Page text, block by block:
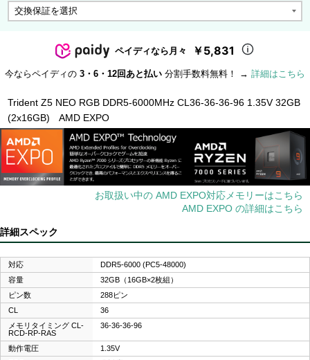
ペイディなら月々 ￥5,831
今ならペイディの 3・6・12回あと払い 分割手数料無料！ → 詳細はこちら
Trident Z5 NEO RGB DDR5-6000MHz CL36-36-36-96 1.35V 32GB
(2x16GB) AMD EXPO
お取扱い中の AMD EXPO対応メモリーはこちら
AMD EXPO の詳細はこちら
詳細スペック
対応
DDR5-6000 (PC5-48000)
容量
32GB（16GB×2枚組）
ピン数
288ピン
CL
36
メモリタイミング CL-
RCD-RP-RAS
36-36-36-96
動作電圧
1.35V